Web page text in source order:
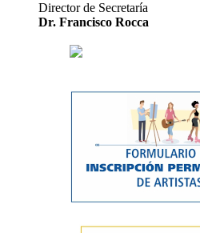
Director de Secretaría
Dr. Francisco Rocca